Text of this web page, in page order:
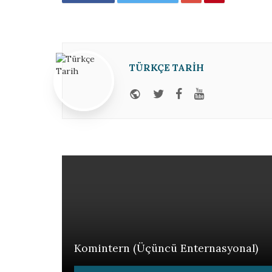
TÜRKÇE TARIH
Website
TwitterFacebook
Komintern (Üçüncü Enternasyonal)